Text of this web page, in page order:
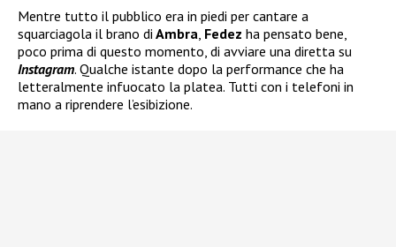
Mentre tutto il pubblico era in piedi per cantare a
squarciagola il brano di Ambra, Fedez ha pensato bene,
poco prima di questo momento, di avviare una diretta su
Instagram. Qualche istante dopo la performance che ha
letteralmente infuocato la platea. Tutti con i telefoni in
mano a riprendere l’esibizione.